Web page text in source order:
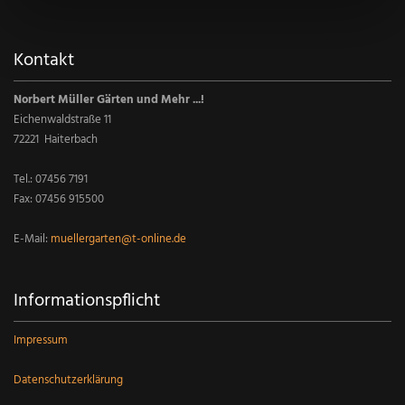
Kontakt
Norbert Müller Gärten und Mehr ...!
Eichenwaldstraße 11
72221 Haiterbach
Tel.:07456 7191
Fax: 07456 915500
E-Mail: muellergarten@t-online.de
Informationspflicht
Impressum
Datenschutzerklärung